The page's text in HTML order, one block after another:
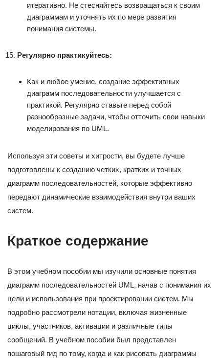
итеративно. Не стесняйтесь возвращаться к своим
диаграммам и уточнять их по мере развития
понимания системы.
Регулярно практикуйтесь:
Как и любое умение, создание эффективных
диаграмм последовательности улучшается с
практикой. Регулярно ставьте перед собой
разнообразные задачи, чтобы отточить свои навыки
моделирования по UML.
Используя эти советы и хитрости, вы будете лучше
подготовлены к созданию четких, кратких и точных
диаграмм последовательностей, которые эффективно
передают динамические взаимодействия внутри ваших
систем.
Краткое содержание
В этом учебном пособии мы изучили основные понятия
диаграмм последовательностей UML, начав с понимания их
цели и использования при проектировании систем. Мы
подробно рассмотрели нотации, включая жизненные
циклы, участников, активации и различные типы
сообщений. В учебном пособии был представлен
пошаговый гид по тому, когда и как рисовать диаграммы